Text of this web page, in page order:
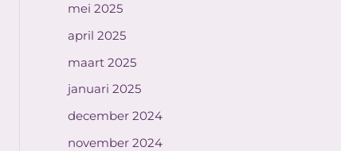
mei 2025
april 2025
maart 2025
januari 2025
december 2024
november 2024